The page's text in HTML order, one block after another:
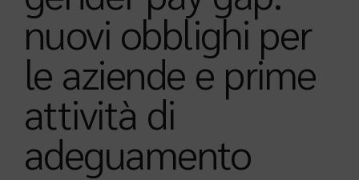
nuovi obblighi per
le aziende e prime
attività di
adeguamento